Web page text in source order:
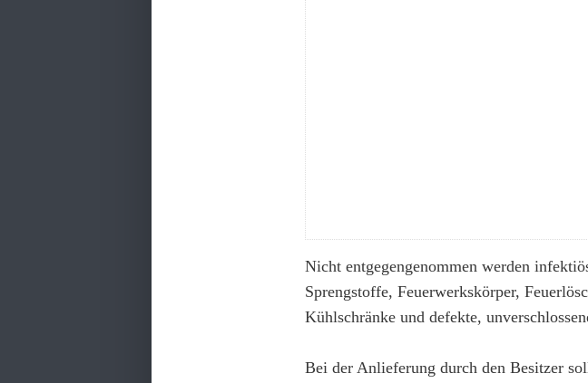
Nicht entgegengenommen werden
Sprengstoffe, Feuerwerkskörper,
Kühlschränke und defekte,
Bei der Anlieferung durch den Besitzer